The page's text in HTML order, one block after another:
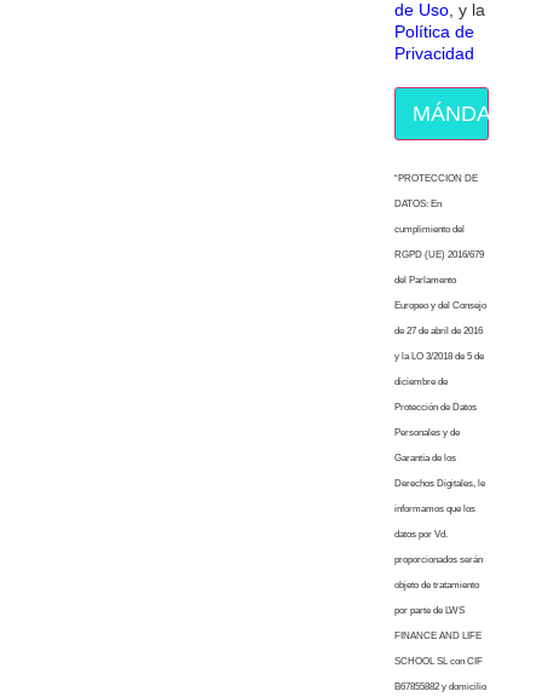
de Uso, y la
Política de
Privacidad
MÁNDAME
“PROTECCION DE
DATOS: En
cumplimiento del
RGPD (UE) 2016/679
del Parlamento
Europeo y del Consejo
de 27 de abril de 2016
y la LO 3/2018 de 5 de
diciembre de
Protección de Datos
Personales y de
Garantía de los
Derechos Digitales, le
informamos que los
datos por Vd.
proporcionados serán
objeto de tratamiento
por parte de LWS
FINANCE AND LIFE
SCHOOL SL con CIF
B67855882 y domicilio